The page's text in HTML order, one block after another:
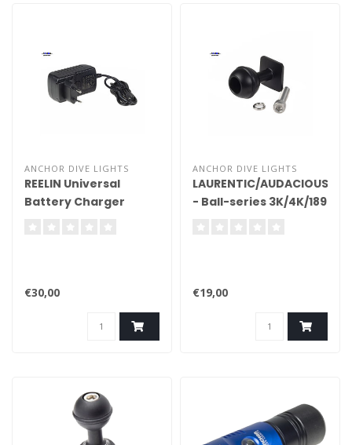
ANCHOR DIVE LIGHTS
REELIN Universal
Battery Charger
€30,00
ANCHOR DIVE LIGHTS
LAURENTIC/AUDACIOUS/
- Ball-series 3K/4K/189
€19,00